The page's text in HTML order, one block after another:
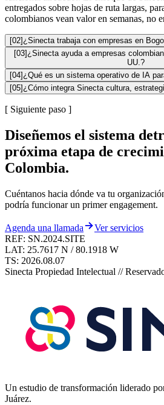
entregados sobre hojas de ruta largas,
colombianos vean valor en semanas, no
[02]¿Sinecta trabaja con empresas en
[03]¿Sinecta ayuda a empresas
UU.?
[04]¿Qué es un sistema operativo de IA
[05]¿Cómo integra Sinecta cultura,
[ Siguiente paso ]
Diseñemos el sistema
próxima etapa de
Colombia.
Cuéntanos hacia dónde va tu
podría funcionar un primer engagement.
Agenda una llamada
Ver servicios
REF: SN.2024.SITE
LAT: 25.7617 N / 80.1918 W
TS: 2026.08.07
Sinecta Propiedad Intelectual //
Un estudio de transformación liderado
Juárez.